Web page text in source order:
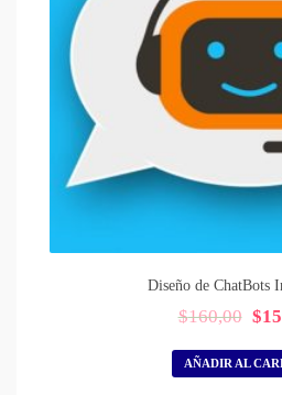
Diseño de ChatBots
$160,00 El
$
AÑADIR AL